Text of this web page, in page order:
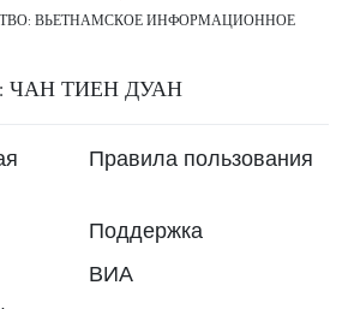
ВЬЕТНАМСКОЕ ИНФОРМАЦИОННОЕ
ЧАН ТИЕН ДУАН
Правила пользования
Поддержка
ВИА